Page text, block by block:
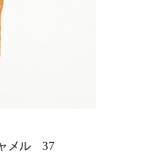
メル 37